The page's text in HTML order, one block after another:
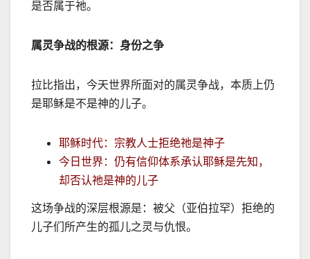
是否属于祂。
属灵争战的根源：身份之争
拉比指出，今天世界所面对的属灵争战，本质上仍
是耶稣是不是神的儿子。
耶稣时代：宗教人士拒绝祂是神子
今日世界：仍有信仰体系承认耶稣是先知，
却否认祂是神的儿子
这场争战的深层根源是：被父（亚伯拉罕）拒绝的
儿子们所产生的孤儿之灵与仇恨。